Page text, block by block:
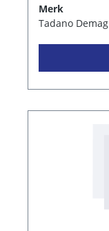
Merk
Tadano Demag